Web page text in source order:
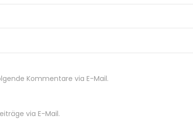
Kommentare via E-Mail.
via E-Mail.